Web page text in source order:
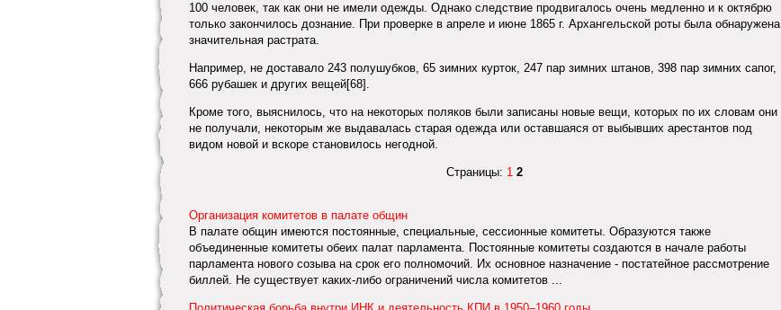
100 человек, так как они не имели одежды. Однако следствие продвигалось очень медленно и к октябрю
только закончилось дознание. При проверке в апреле и июне 1865 г. Архангельской роты была обнаружена
значительная растрата.
Например, не доставало 243 полушубков, 65 зимних курток, 247 пар зимних штанов, 398 пар зимних сапог,
666 рубашек и других вещей[68].
Кроме того, выяснилось, что на некоторых поляков были записаны новые вещи, которых по их словам они
не получали, некоторым же выдавалась старая одежда или оставшаяся от выбывших арестантов под
видом новой и вскоре становилось негодной.
Страницы: 1 2
Организация комитетов в палате общин
В палате общин имеются постоянные, специальные, сессионные комитеты. Образуются также
объединенные комитеты обеих палат парламента. Постоянные комитеты создаются в начале работы
парламента нового созыва на срок его полномочий. Их основное назначение - постатейное рассмотрение
биллей. Не существует каких-либо ограничений числа комитетов ...